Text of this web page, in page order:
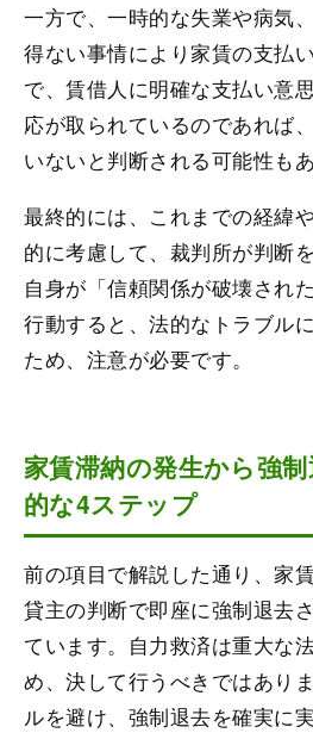
一方で、一時的な失業や病気
得ない事情により家賃の支払
で、賃借人に明確な支払い意
応が取られているのであれば
いないと判断される可能性もあ
最終的には、これまでの経緯
的に考慮して、裁判所が判断
自身が「信頼関係が破壊され
行動すると、法的なトラブル
ため、注意が必要です。
家賃滞納の発生から強
的な4ステップ
前の項目で解説した通り、家
貸主の判断で即座に強制退去
ています。自力救済は重大な
め、決して行うべきではあり
ルを避け、強制退去を確実に